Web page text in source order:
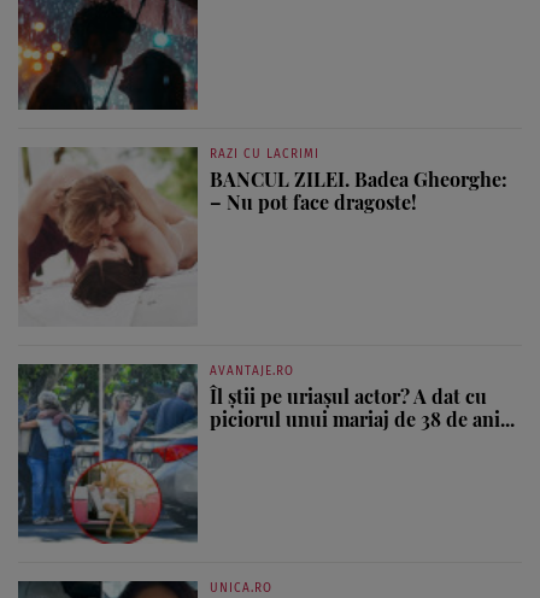
RAZI CU LACRIMI
BANCUL ZILEI. Badea Gheorghe:
– Nu pot face dragoste!
AVANTAJE.RO
Îl știi pe uriașul actor? A dat cu
piciorul unui mariaj de 38 de ani...
UNICA.RO